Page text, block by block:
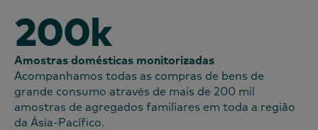
200k
Amostras domésticas monitorizadas
Acompanhamos todas as compras de bens de
grande consumo através de mais de 200 mil
amostras de agregados familiares em toda a região
da Ásia-Pacífico.